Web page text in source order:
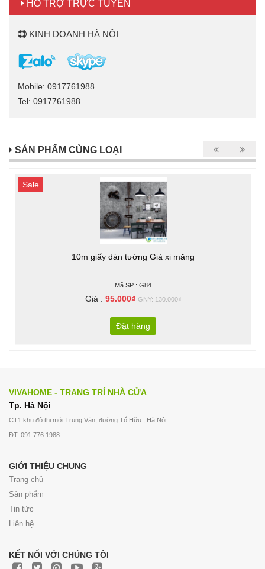
HỖ TRỢ TRỰC TUYẾN
KINH DOANH HÀ NỘI
Mobile: 0917761988
Tel: 0917761988
SẢN PHẨM CÙNG LOẠI
Sale
10m giấy dán tường Giả xi măng
Mã SP : G84
Giá : 95.000₫GNY: 130.000₫
Đặt hàng
VIVAHOME - TRANG TRÍ NHÀ CỬA
Tp. Hà Nội
CT1 khu đô thị mới Trung Văn, đường Tố Hữu , Hà Nội
ĐT: 091.776.1988
GIỚI THIỆU CHUNG
Trang chủ
Sản phẩm
Tin tức
Liên hệ
KẾT NỐI VỚI CHÚNG TÔI